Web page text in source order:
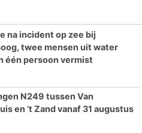
na incident op zee bij
twee mensen uit water
één persoon vermist
N249 tussen Van
en ’t Zand vanaf 31 augustus